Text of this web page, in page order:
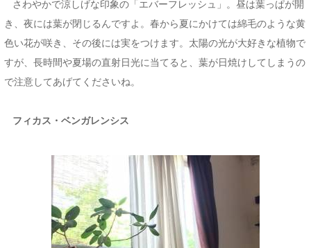
さわやかで涼しげな印象の「エバーフレッシュ」。昼は葉っぱが開
き、夜には葉が閉じるんですよ。春から夏にかけては綿毛のような黄
色い花が咲き、その後には実をつけます。太陽の光が大好きな植物で
すが、長時間や夏場の直射日光に当てると、葉が日焼けしてしまうの
で注意してあげてくださいね。
フィカス・ベンガレンシス